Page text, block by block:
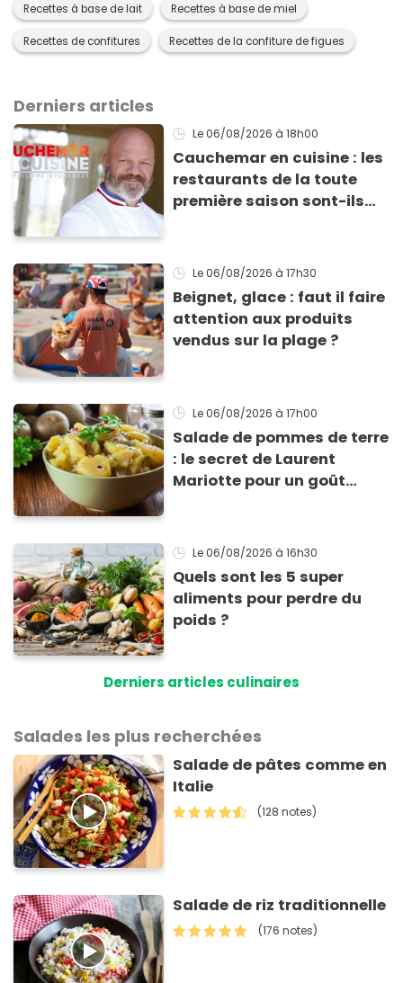
Recettes à base de lait Recettes à base de miel
Recettes de confitures Recettes de la confiture de figues
Derniers articles
Le 06/08/2026 à 18h00
Cauchemar en cuisine : les
restaurants de la toute
première saison sont-ils
Le 06/08/2026 à 17h30
Beignet, glace : faut il faire
attention aux produits
vendus sur la plage ?
Le 06/08/2026 à 17h00
Salade de pommes de terre
: le secret de Laurent
Mariotte pour un goût
Le 06/08/2026 à 16h30
Quels sont les 5 super
aliments pour perdre du
poids ?
Derniers articles culinaires
Salades les plus recherchées
Salade de pâtes comme en
Italie
(128 notes)
Salade de riz traditionnelle
(176 notes)